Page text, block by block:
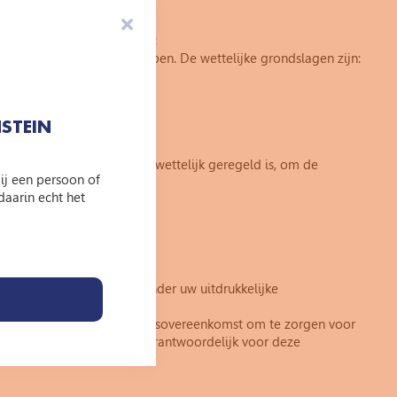
voor de volgende doelen:
grondslag voor hebben. De wettelijke grondslagen zijn:
dan strikt nodig is, of wettelijk geregeld is, om de
van u aan derden zonder uw uitdrukkelijke
sluiten wij een verwerkersovereenkomst om te zorgen voor
De JBF blijft verantwoordelijk voor deze
een persoon of
echt het